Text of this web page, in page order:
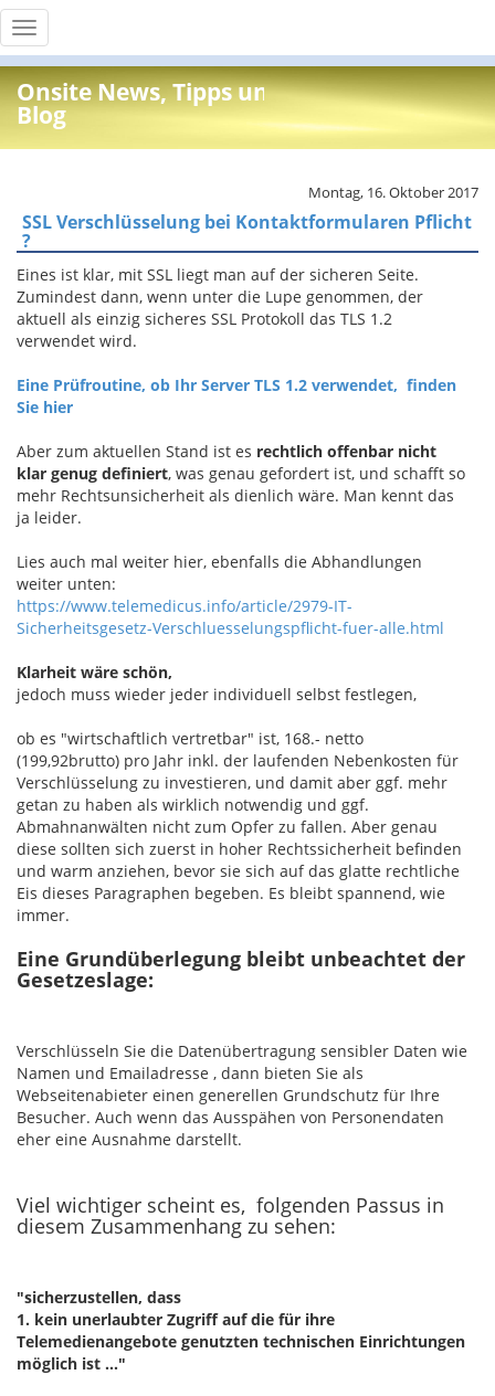
Toggle
navigation
Onsite News, Tipps und Info
Blog
Montag, 16. Oktober 2017
SSL Verschlüsselung bei Kontaktformularen Pflicht
?
Eines ist klar, mit SSL liegt man auf der sicheren Seite.
Zumindest dann, wenn unter die Lupe genommen, der
aktuell als einzig sicheres SSL Protokoll das TLS 1.2
verwendet wird.
Eine Prüfroutine, ob Ihr Server TLS 1.2 verwendet, finden
Sie hier
Aber zum aktuellen Stand ist es rechtlich offenbar nicht
klar genug definiert, was genau gefordert ist, und schafft so
mehr Rechtsunsicherheit als dienlich wäre. Man kennt das
ja leider.
Lies auch mal weiter hier, ebenfalls die Abhandlungen
weiter unten:
https://www.telemedicus.info/article/2979-IT-
Sicherheitsgesetz-Verschluesselungspflicht-fuer-alle.html
Klarheit wäre schön,
jedoch muss wieder jeder individuell selbst festlegen,
ob es "wirtschaftlich vertretbar" ist, 168.- netto
(199,92brutto) pro Jahr inkl. der laufenden Nebenkosten für
Verschlüsselung zu investieren, und damit aber ggf. mehr
getan zu haben als wirklich notwendig und ggf.
Abmahnanwälten nicht zum Opfer zu fallen. Aber genau
diese sollten sich zuerst in hoher Rechtssicherheit befinden
und warm anziehen, bevor sie sich auf das glatte rechtliche
Eis dieses Paragraphen begeben. Es bleibt spannend, wie
immer.
Eine Grundüberlegung bleibt unbeachtet der
Gesetzeslage:
Verschlüsseln Sie die Datenübertragung sensibler Daten wie
Namen und Emailadresse , dann bieten Sie als
Webseitenabieter einen generellen Grundschutz für Ihre
Besucher. Auch wenn das Ausspähen von Personendaten
eher eine Ausnahme darstellt.
Viel wichtiger scheint es, folgenden Passus in
diesem Zusammenhang zu sehen:
"sicherzustellen, dass
1. kein unerlaubter Zugriff auf die für ihre
Telemedienangebote genutzten technischen Einrichtungen
möglich ist ..."